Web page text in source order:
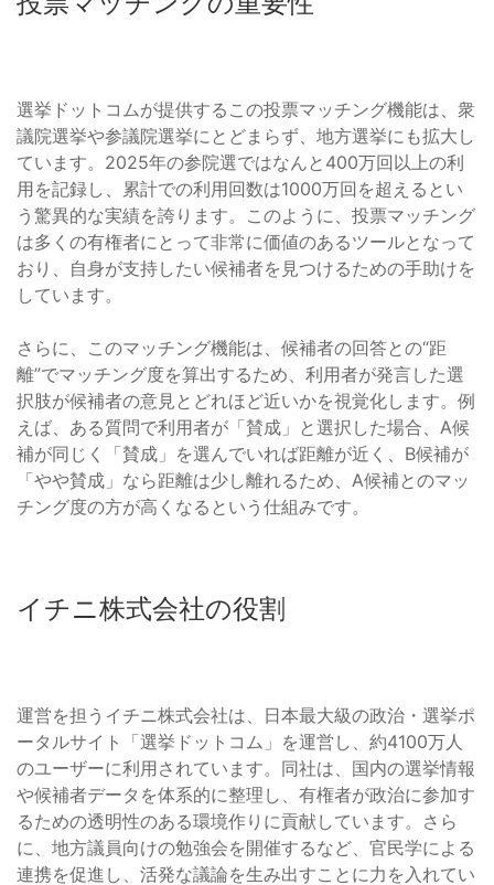
選挙ドットコムが提供するこの投票マッチング機能は、衆
議院選挙や参議院選挙にとどまらず、地方選挙にも拡大し
ています。2025年の参院選ではなんと400万回以上の利
用を記録し、累計での利用回数は1000万回を超えるとい
う驚異的な実績を誇ります。このように、投票マッチング
は多くの有権者にとって非常に価値のあるツールとなって
おり、自身が支持したい候補者を見つけるための手助けを
しています。
さらに、このマッチング機能は、候補者の回答との“距
離”でマッチング度を算出するため、利用者が発言した選
択肢が候補者の意見とどれほど近いかを視覚化します。例
えば、ある質問で利用者が「賛成」と選択した場合、A候
補が同じく「賛成」を選んでいれば距離が近く、B候補が
「やや賛成」なら距離は少し離れるため、A候補とのマッ
チング度の方が高くなるという仕組みです。
イチニ株式会社の役割
運営を担うイチニ株式会社は、日本最大級の政治・選挙ポ
ータルサイト「選挙ドットコム」を運営し、約4100万人
のユーザーに利用されています。同社は、国内の選挙情報
や候補者データを体系的に整理し、有権者が政治に参加す
るための透明性のある環境作りに貢献しています。さら
に、地方議員向けの勉強会を開催するなど、官民学による
連携を促進し、活発な議論を生み出すことに力を入れてい